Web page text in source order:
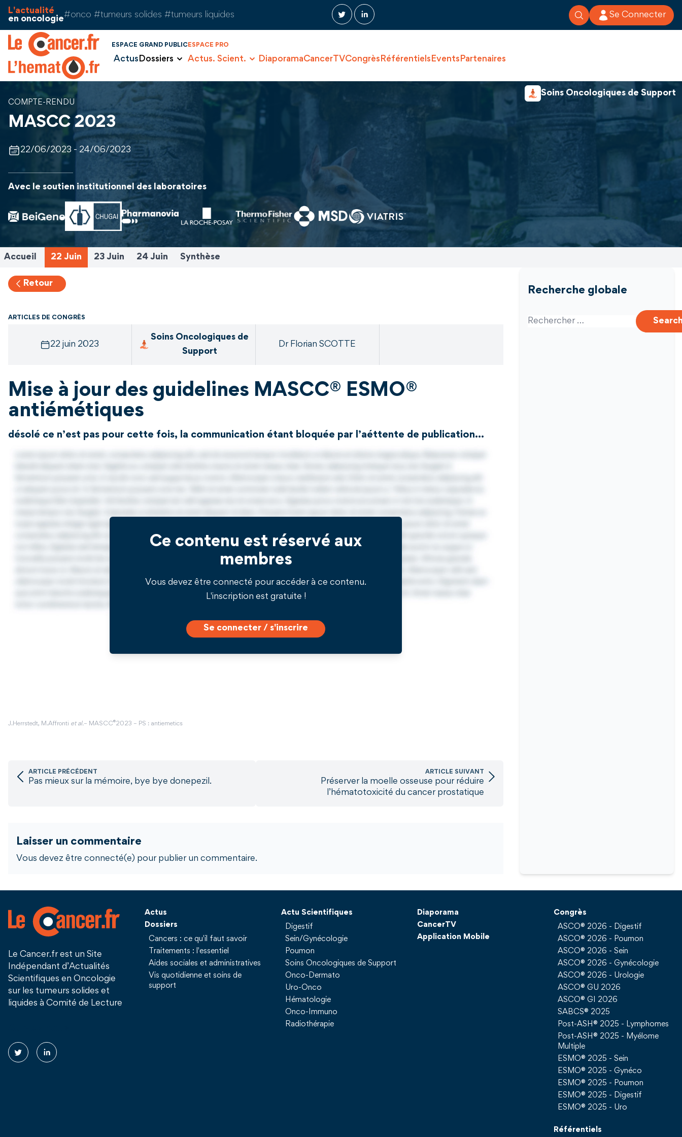
Aller au contenu
L'actualité
en oncologie#onco #tumeurs solides #tumeurs liquides Se Connecter
ESPACE GRAND PUBLIC
ActusDossiers
ESPACE PRO
Actus. Scient. DiaporamaCancerTVCongrèsRéférentielsEventsPartenaires
Soins Oncologiques de Support
COMPTE-RENDU
MASCC 2023
22/06/2023 - 24/06/2023
Avec le soutien institutionnel des laboratoires
Accueil 22 Juin 23 Juin 24 Juin Synthèse
Retour
ARTICLES DE CONGRÈS
22 juin 2023
Soins Oncologiques de
Support
Dr Florian SCOTTE
Mise à jour des guidelines MASCC® ESMO®
antiémétiques
désolé ce n’est pas pour cette fois, la communication étant bloquée par l’aéttente de publication…
Ce contenu est réservé aux
membres
Vous devez être connecté pour accéder à ce contenu.
L'inscription est gratuite !
Se connecter / s'inscrire
J.Herrstedt, M.Affronti et al.– MASCC®2023 – PS : antiemetics
ARTICLE PRÉCÉDENT
Pas mieux sur la mémoire, bye bye donepezil.
ARTICLE SUIVANT
Préserver la moelle osseuse pour réduire
l’hématotoxicité du cancer prostatique
Laisser un commentaire
Vous devez être connecté(e) pour publier un commentaire.
Recherche globale
Search for:
Le Cancer.fr est un Site
Indépendant d’Actualités
Scientifiques en Oncologie
sur les tumeurs solides et
liquides à Comité de Lecture
Actus
Dossiers
Cancers : ce qu'il faut savoir
Traitements : l'essentiel
Aides sociales et administratives
Vis quotidienne et soins de
support
Actu Scientifiques
Digestif
Sein/Gynécologie
Poumon
Soins Oncologiques de Support
Onco-Dermato
Uro-Onco
Hématologie
Onco-Immuno
Radiothérapie
Diaporama
CancerTV
Application Mobile
Congrès
ASCO® 2026 - Digestif
ASCO® 2026 - Poumon
ASCO® 2026 - Sein
ASCO® 2026 - Gynécologie
ASCO® 2026 - Urologie
ASCO® GU 2026
ASCO® GI 2026
SABCS® 2025
Post-ASH® 2025 - Lymphomes
Post-ASH® 2025 - Myélome
Multiple
ESMO® 2025 - Sein
ESMO® 2025 - Gynéco
ESMO® 2025 - Poumon
ESMO® 2025 - Digestif
ESMO® 2025 - Uro
Référentiels
Panneau de gestion des cookies